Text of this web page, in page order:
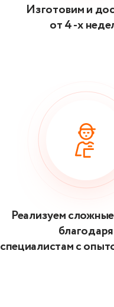
Изготовим и
от 4 -х
Реализуем
благодаря
специалистам с